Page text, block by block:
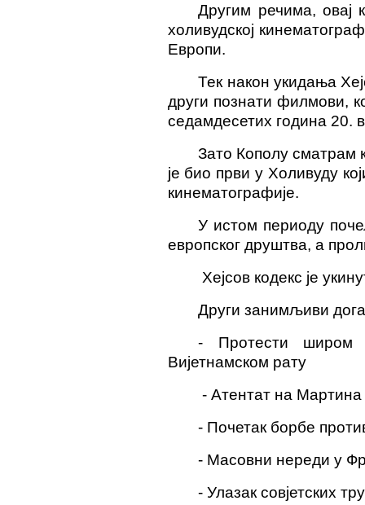
Другим речима, овај
холивудској
Европи.
Тек након укидања
други познати филмови,
седамдесетих година 20.
Зато Кополу сматрам
је био први у Холивуду
кинематографије.
У истом периоду
европског друштва, а
Хејсов кодекс је
Други занимљиви
- Протести
Вијетнамском рату
- Атентат на
- Почетак борбе
- Масовни нереди у
- Улазак совјетских